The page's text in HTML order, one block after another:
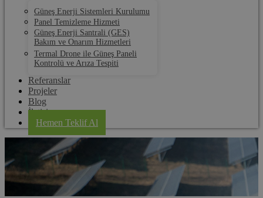
Güneş Enerji Sistemleri Kurulumu
Panel Temizleme Hizmeti
Güneş Enerji Santrali (GES)
Bakım ve Onarım Hizmetleri
Termal Drone ile Güneş Paneli
Kontrolü ve Arıza Tespiti
Referanslar
Projeler
Blog
İletişim
Hemen Teklif Al